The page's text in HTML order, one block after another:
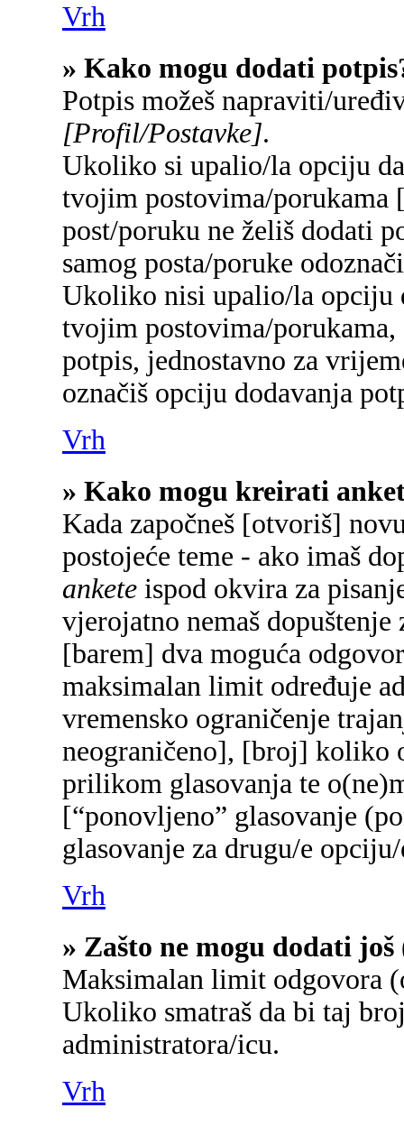
Vrh
» Kako mogu dodati
Potpis možeš napraviti/
[Profil/Postavke].
Ukoliko si upalio/la opciju
tvojim postovima/porukama
post/poruku ne želiš dodati
samog posta/poruke
Ukoliko nisi upalio/la opciju
tvojim postovima/
potpis, jednostavno za
označiš opciju dodavanja
Vrh
» Kako mogu kreirati
Kada započneš [otvoriš]
postojeće teme - ako imaš
ankete ispod okvira za
vjerojatno nemaš
[barem] dva moguća
maksimalan limit određuje
vremensko ograničenje
neograničeno], [broj] koliko
prilikom glasovanja te
[“ponovljeno” glasovanje
glasovanje za drugu/e
Vrh
» Zašto ne mogu dodati
Maksimalan limit odgovora
Ukoliko smatraš da bi taj
administratora/icu.
Vrh